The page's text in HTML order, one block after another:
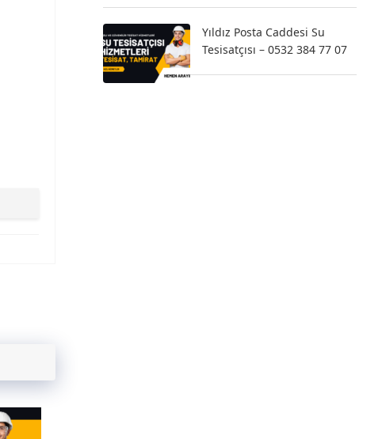
Yıldız Posta Caddesi Su
Tesisatçısı – 0532 384 77 07